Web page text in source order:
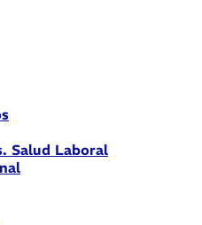
Salud Laboral